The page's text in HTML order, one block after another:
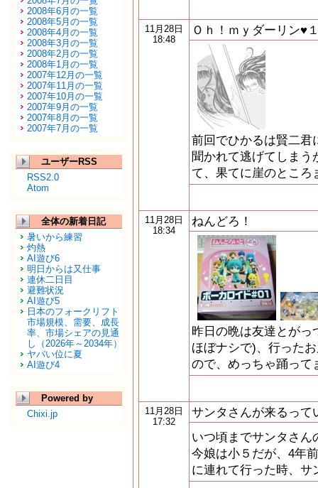
2008年6月の一覧
2008年5月の一覧
2008年4月の一覧
2008年3月の一覧
2008年2月の一覧
2008年1月の一覧
2007年12月の一覧
2007年11月の一覧
2007年10月の一覧
2007年9月の一覧
2007年8月の一覧
2007年7月の一覧
ユーザーRSS
RSS2.0
Atom
全体の新着日記
暑いから練習
灼熱
AI遊び6
明日からは又仕事
連休二日目
避難状況
AI遊び5
日本のフォークリフト
市場規模、需要、成長
率、市場シェアの見通
し（2026年～2034年）
ヤバい位に夏
AI遊び4
Powered by
Chixi.jp
11月28日
18:48
Ｏｈ！ｍｙダーリン♥
前回でひかるは賢二君
聞かれて逃げてしま
て、果てに崖のところ
11月28日
18:34
ねんどろ！
昨日の晩は友達とがっ
ほぼナシで)、行った
ので、めっちゃ踊って
11月28日
17:32
サンタさんが来るって
いつ頃までサンタさん
今娘は小５だが、4年
に連れて行った時、サ